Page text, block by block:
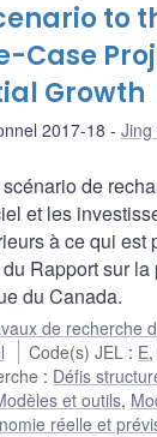
to
Case
Growth
2017-18 Jing
de
et les
à ce qui est
Rapport sur
du Canada.
de recherche
Code(s) JEL : E,
: Défis
et outils,
réelle et